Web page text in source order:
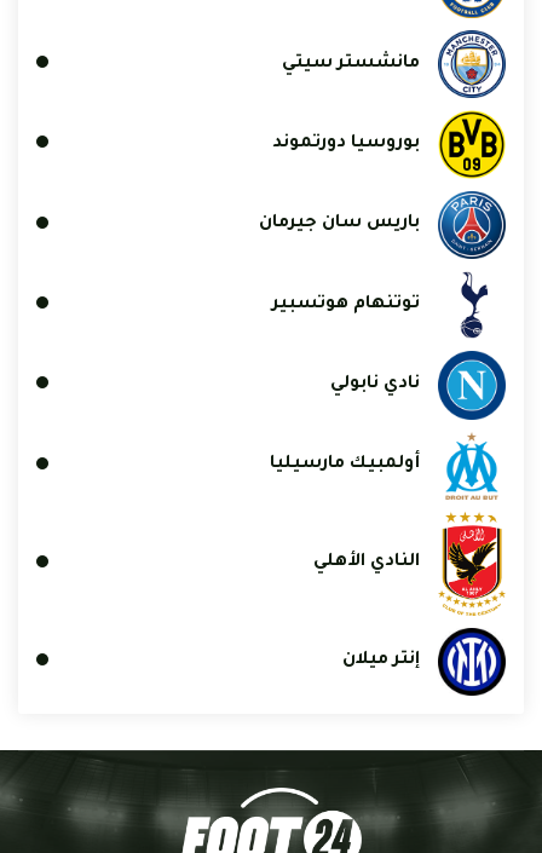
مانشستر سيتي
بوروسيا دورتموند
باريس سان جيرمان
توتنهام هوتسبير
نادي نابولي
أولمبيك مارسيليا
النادي الأهلي
إنتر ميلان